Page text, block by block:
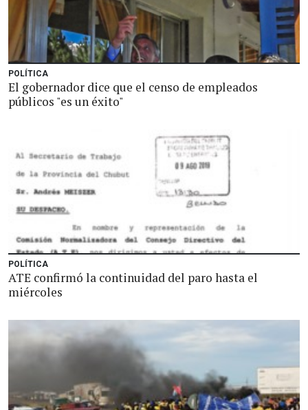
POLÍTICA
El gobernador dice que el censo de empleados
públicos "es un éxito"
POLÍTICA
ATE confirmó la continuidad del paro hasta el
miércoles